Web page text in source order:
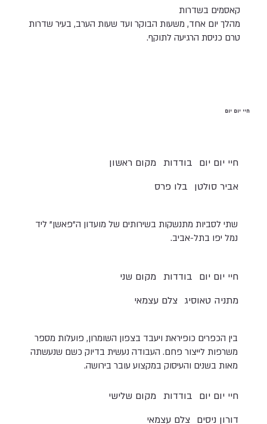
קאסמים בשדרות
מהלך יום אחד, משעות הבוקר ועד שעות הערב, בעיר שדרות
טרם כניסת הרגיעה לתוקף.
חיי יום יום
מקום ראשון בודדות חיי יום יום
בלו פרס אביר סולטן
שתי לסביות מתנשקות בשירותים של מועדון ה"פאשן" ליד
נמל יפו בתל-אביב.
מקום שני בודדות חיי יום יום
צלם עצמאי מתניה טאוסיג
בין הכפרים כופיראת ויעבד בצפון השומרון, פועלות מספר
משרפות לייצור פחם. העבודה נעשית בדיוק כשם שנעשתה
מאות בשנים והעיסוק במקצוע עובר בירושה.
מקום שלישי בודדות חיי יום יום
צלם עצמאי דורון ניסים